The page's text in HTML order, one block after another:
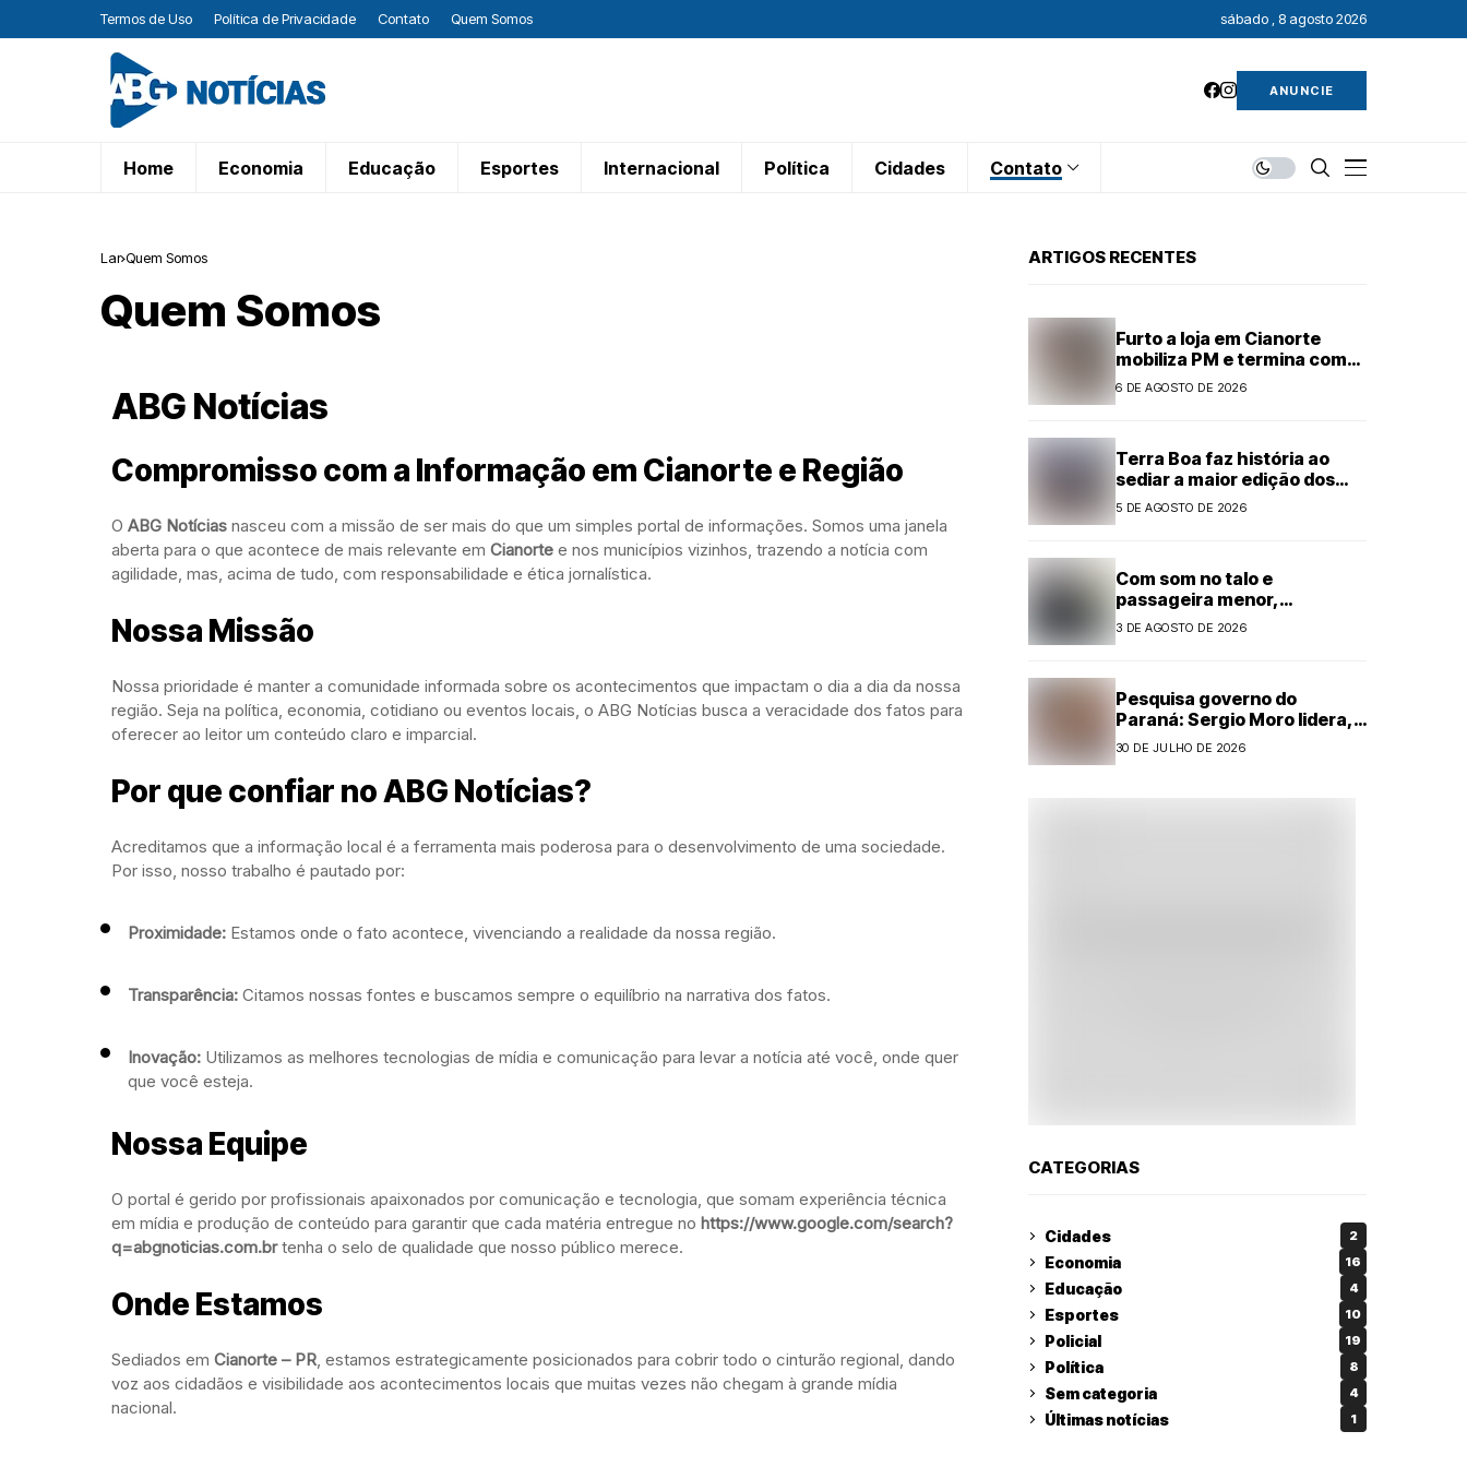
Termos de Uso Política de Privacidade Contato Quem Somos sábado , 8 agosto 2026
ANUNCIE
Home Economia Educação Esportes Internacional Política Cidades Contato
Lar Quem Somos
Quem Somos
ABG Notícias
Compromisso com a Informação em Cianorte e Região
O ABG Notícias nasceu com a missão de ser mais do que um simples portal de informações. Somos uma janela
aberta para o que acontece de mais relevante em Cianorte e nos municípios vizinhos, trazendo a notícia com
agilidade, mas, acima de tudo, com responsabilidade e ética jornalística.
Nossa Missão
Nossa prioridade é manter a comunidade informada sobre os acontecimentos que impactam o dia a dia da nossa
região. Seja na política, economia, cotidiano ou eventos locais, o ABG Notícias busca a veracidade dos fatos para
oferecer ao leitor um conteúdo claro e imparcial.
Por que confiar no ABG Notícias?
Acreditamos que a informação local é a ferramenta mais poderosa para o desenvolvimento de uma sociedade.
Por isso, nosso trabalho é pautado por:
Proximidade: Estamos onde o fato acontece, vivenciando a realidade da nossa região.
Transparência: Citamos nossas fontes e buscamos sempre o equilíbrio na narrativa dos fatos.
Inovação: Utilizamos as melhores tecnologias de mídia e comunicação para levar a notícia até você, onde quer
que você esteja.
Nossa Equipe
O portal é gerido por profissionais apaixonados por comunicação e tecnologia, que somam experiência técnica
em mídia e produção de conteúdo para garantir que cada matéria entregue no https://www.google.com/search?
q=abgnoticias.com.brtenha o selo de qualidade que nosso público merece.
Onde Estamos
Sediados em Cianorte – PR, estamos estrategicamente posicionados para cobrir todo o cinturão regional, dando
voz aos cidadãos e visibilidade aos acontecimentos locais que muitas vezes não chegam à grande mídia
nacional.
ARTIGOS RECENTES
Furto a loja em Cianorte
mobiliza PM e termina com
adolescentes apreendidos
6 DE AGOSTO DE 2026
Terra Boa faz história ao
sediar a maior edição dos
Jogos 60+
5 DE AGOSTO DE 2026
Com som no talo e
passageira menor,
motorista é preso por
3 DE AGOSTO DE 2026
Pesquisa governo do
Paraná: Sergio Moro lidera,
mas Sandro Alex reduz
30 DE JULHO DE 2026
CATEGORIAS
Cidades 2
Economia 16
Educação 4
Esportes 10
Policial 19
Política 8
Sem categoria 4
Últimas notícias 1